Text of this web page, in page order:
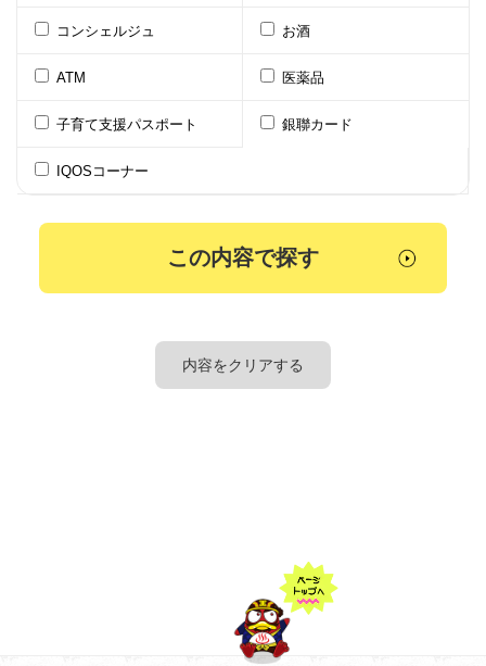
コンシェルジュ お酒
ATM 医薬品
子育て支援パスポート 銀聯カード
IQOSコーナー